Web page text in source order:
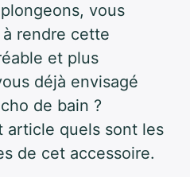
vous
rendre cette
et plus
déjà envisagé
de bain ?
article quels sont les
de cet accessoire.